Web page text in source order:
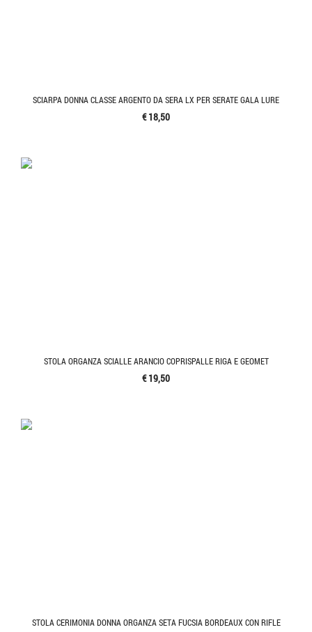
SCIARPA DONNA CLASSE ARGENTO DA SERA LX PER SERATE GALA LURE
€ 18,50
STOLA ORGANZA SCIALLE ARANCIO COPRISPALLE RIGA E GEOMET
€ 19,50
STOLA CERIMONIA DONNA ORGANZA SETA FUCSIA BORDEAUX CON RIFLE